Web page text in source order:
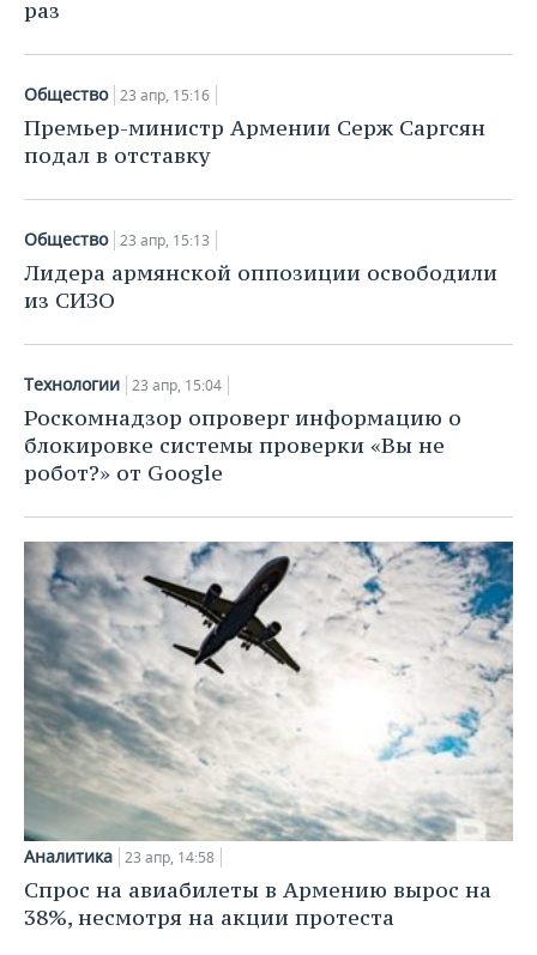
раз
Общество 23 апр, 15:16
Премьер-министр Армении Серж Саргсян
подал в отставку
Общество 23 апр, 15:13
Лидера армянской оппозиции освободили
из СИЗО
Технологии 23 апр, 15:04
Роскомнадзор опроверг информацию о
блокировке системы проверки «Вы не
робот?» от Google
Аналитика 23 апр, 14:58
Спрос на авиабилеты в Армению вырос на
38%, несмотря на акции протеста